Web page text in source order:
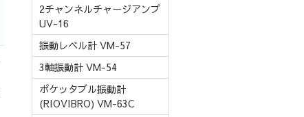
2チャンネルチャージアンプ
UV-16
振動レベル計 VM-57
3軸振動計 VM-54
ポケッタブル振動計
(RIOVIBRO) VM-63C